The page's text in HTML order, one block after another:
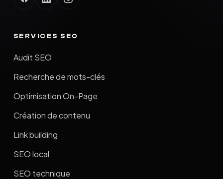
SERVICES SEO
Audit SEO
Recherche de mots-clés
Optimisation On-Page
Création de contenu
Link building
SEO local
SEO technique